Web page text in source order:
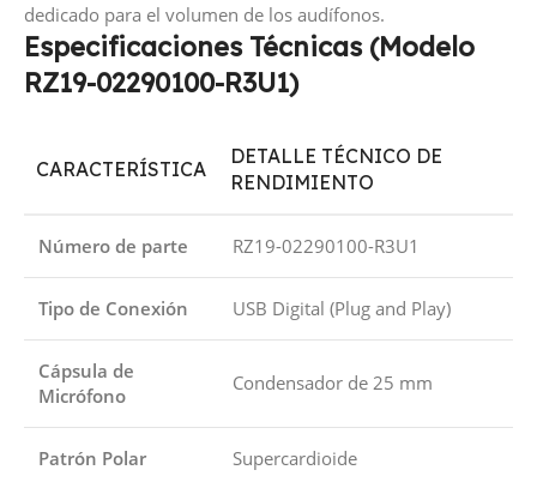
dedicado para el volumen de los audífonos.
Especificaciones Técnicas (Modelo
RZ19-02290100-R3U1)
CARACTERÍSTICA
DETALLE TÉCNICO DE
RENDIMIENTO
Número de parte RZ19-02290100-R3U1
Tipo de Conexión USB Digital (Plug and Play)
Cápsula de
Micrófono
Condensador de 25 mm
Patrón Polar Supercardioide